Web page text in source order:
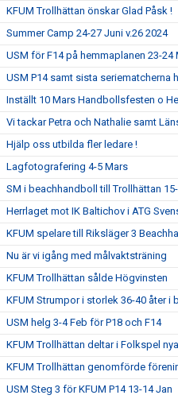
KFUM Trollhättan önskar Glad Påsk !
Summer Camp 24-27 Juni v.26 2024
USM för F14 på hemmaplanen 23-24
USM P14 samt sista seriematcherna
Inställt 10 Mars Handbollsfesten o
Vi tackar Petra och Nathalie samt
Hjälp oss utbilda fler ledare !
Lagfotografering 4-5 Mars
SM i beachhandboll till Trollhättan
Herrlaget mot IK Baltichov i ATG
KFUM spelare till Riksläger 3
Nu är vi igång med målvaktsträning
KFUM Trollhättan sålde Högvinsten
KFUM Strumpor i storlek 36-40 åter i
USM helg 3-4 Feb för P18 och F14
KFUM Trollhättan deltar i Folkspel
KFUM Trollhättan genomförde
USM Steg 3 för KFUM P14 13-14 Jan